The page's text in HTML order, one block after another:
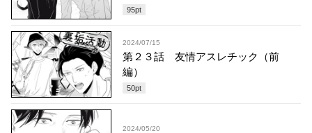
95pt
2024/07/15
第２３話 友情アスレチック（前
編）
50pt
2024/05/20